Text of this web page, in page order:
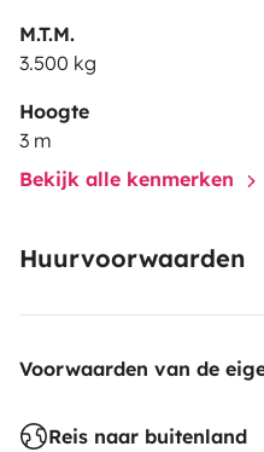
M.T.M.
3.500 kg
Hoogte
3 m
Bekijk alle kenmerken
Huurvoorwaarden
Voorwaarden van de
Reis naar buitenland